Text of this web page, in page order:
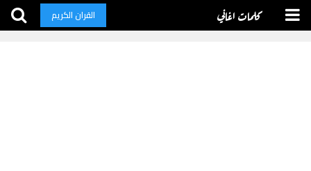
كلمات اغاني القران الكريم